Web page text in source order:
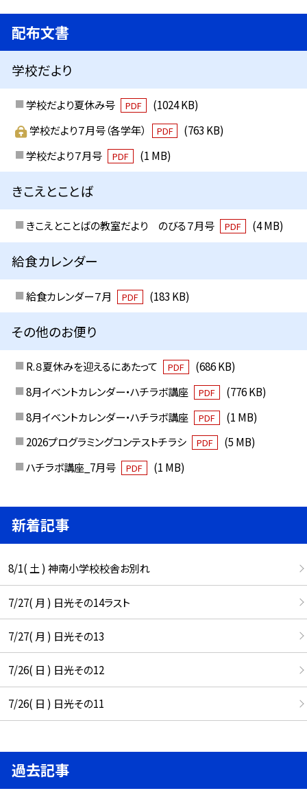
配布文書
学校だより
学校だより夏休み号 PDF
(1024 KB)
学校だより７月号（各学年）
PDF
(763 KB)
学校だより７月号
PDF (1 MB)
きこえとことば
きこえとことばの教室だより のびる７月号 PDF (4 MB)
給食カレンダー
給食カレンダー７月 PDF (183 KB)
その他のお便り
R.８夏休みを迎えるにあたって PDF
(686 KB)
8月イベントカレンダー・ハチラボ講座
PDF
(776 KB)
8月イベントカレンダー・ハチラボ講座
PDF
(1 MB)
2026プログラミングコンテストチラシ
PDF
(5 MB)
ハチラボ講座_7月号
PDF (1 MB)
新着記事
8/1( 土 ) 神南小学校校舎お別れ
7/27( 月 ) 日光その14ラスト
7/27( 月 ) 日光その13
7/26( 日 ) 日光その12
7/26( 日 ) 日光その11
過去記事